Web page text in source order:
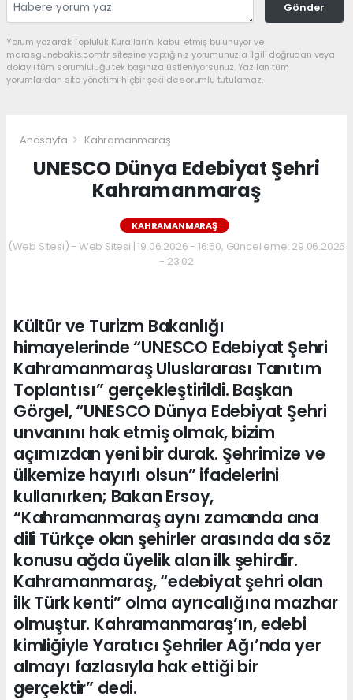
Gönder
Yorum yazarak Topluluk Kuralları’nı kabul etmiş bulunuyor ve
marasgunebakis.com.tr sitesine yaptığınız yorumunuzla ilgili doğrudan veya
dolaylı tüm sorumluluğu tek başınıza üstleniyorsunuz. Yazılan tüm
yorumlardan site yönetimi hiçbir şekilde sorumlu tutulamaz.
Anasayfa Kahramanmaraş
UNESCO Dünya Edebiyat Şehri
Kahramanmaraş
KAHRAMANMARAŞ
(Web Sitesi) - Web Sitesi | 19.06.2026 - 16:50, Güncelleme: 29.06.2026
- 23:02
Kültür ve Turizm Bakanlığı
himayelerinde “UNESCO Edebiyat Şehri
Kahramanmaraş Uluslararası Tanıtım
Toplantısı” gerçekleştirildi. Başkan
Görgel, “UNESCO Dünya Edebiyat Şehri
unvanını hak etmiş olmak, bizim
açımızdan yeni bir durak. Şehrimize ve
ülkemize hayırlı olsun” ifadelerini
kullanırken; Bakan Ersoy,
“Kahramanmaraş aynı zamanda ana
dili Türkçe olan şehirler arasında da söz
konusu ağda üyelik alan ilk şehirdir.
Kahramanmaraş, “edebiyat şehri olan
ilk Türk kenti” olma ayrıcalığına mazhar
olmuştur. Kahramanmaraş’ın, edebi
kimliğiyle Yaratıcı Şehriler Ağı’nda yer
almayı fazlasıyla hak ettiği bir
gerçektir” dedi.